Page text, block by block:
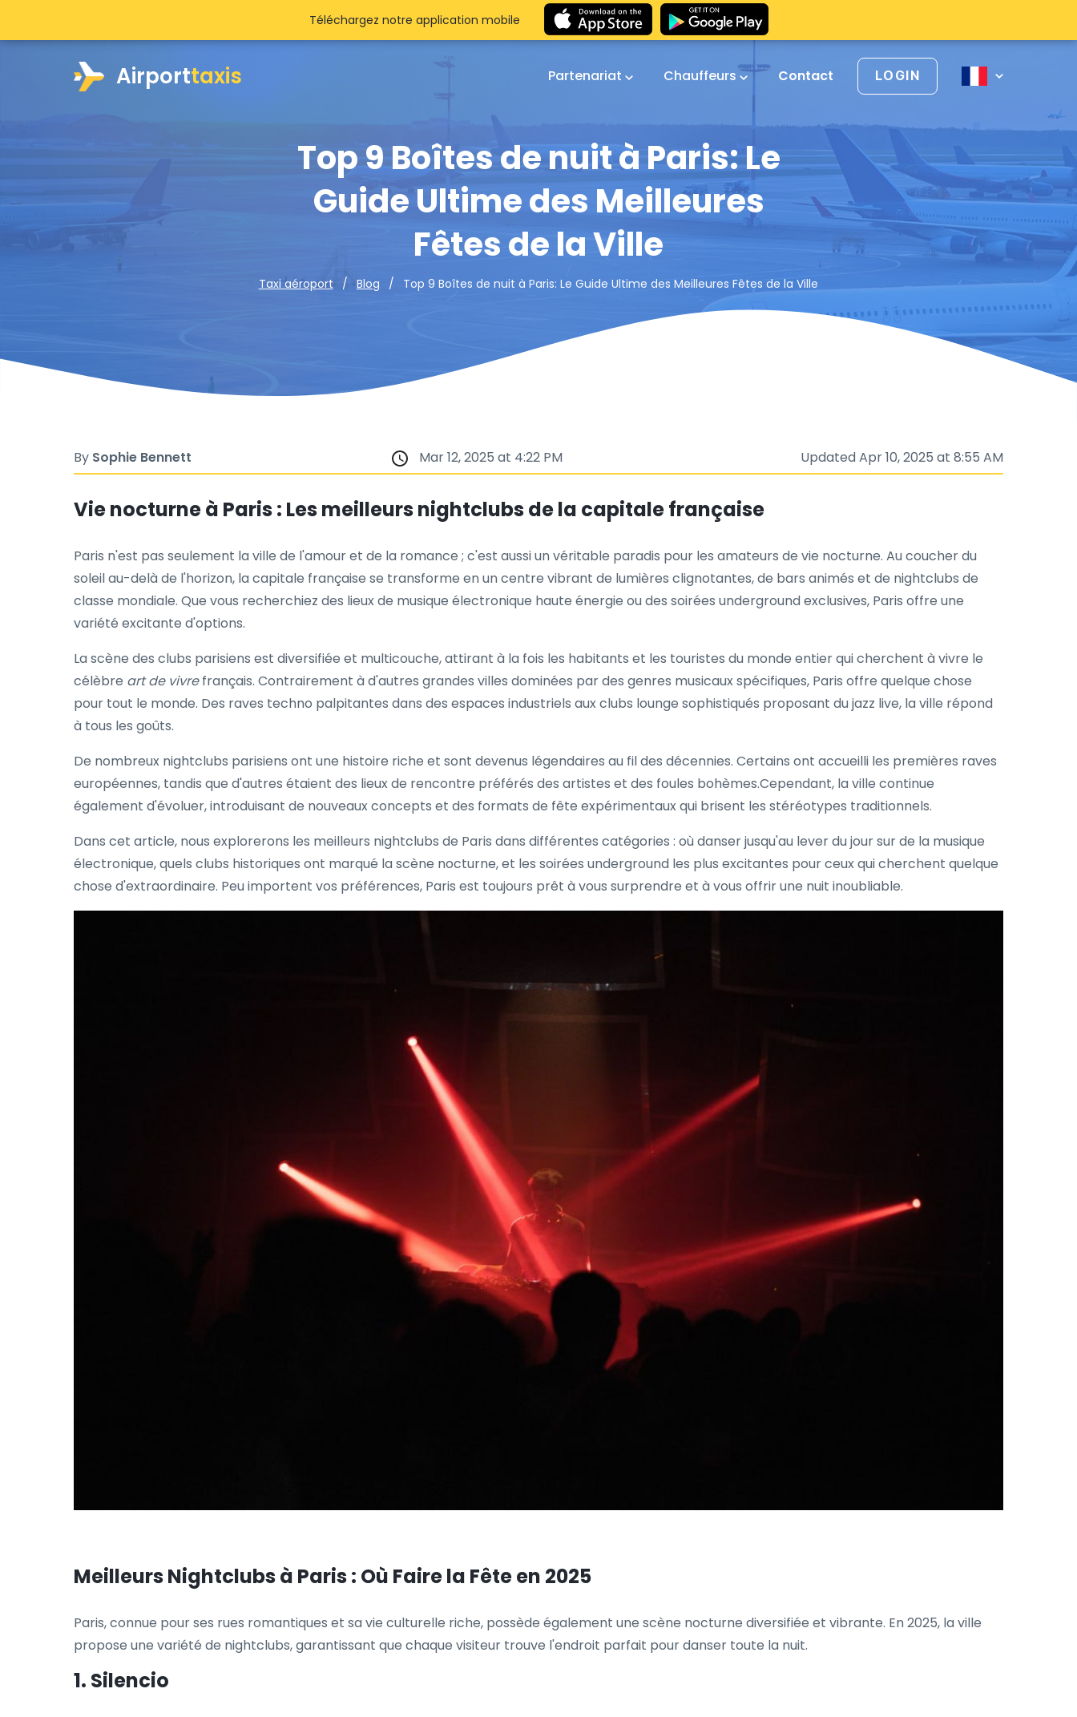
Airporttaxis Partenariat Chauffeurs Contact LOGIN
Top 9 Boîtes de nuit à Paris: Le
Guide Ultime des Meilleures
Fêtes de la Ville
Taxi aéroport Blog Top 9 Boîtes de nuit à Paris: Le Guide Ultime des Meilleures Fêtes de la Ville
Téléchargez notre application mobile
By Sophie Bennett Mar 12, 2025 at 4:22 PM Updated Apr 10, 2025 at 8:55 AM
Vie nocturne à Paris : Les meilleurs nightclubs de la capitale française
Paris n'est pas seulement la ville de l'amour et de la romance ; c'est aussi un véritable paradis pour les amateurs de vie nocturne. Au coucher du
soleil au-delà de l'horizon, la capitale française se transforme en un centre vibrant de lumières clignotantes, de bars animés et de nightclubs de
classe mondiale. Que vous recherchiez des lieux de musique électronique haute énergie ou des soirées underground exclusives, Paris offre une
variété excitante d'options.
La scène des clubs parisiens est diversifiée et multicouche, attirant à la fois les habitants et les touristes du monde entier qui cherchent à vivre le
célèbre art de vivrefrançais. Contrairement à d'autres grandes villes dominées par des genres musicaux spécifiques, Paris offre quelque chose
pour tout le monde. Des raves techno palpitantes dans des espaces industriels aux clubs lounge sophistiqués proposant du jazz live, la ville répond
à tous les goûts.
De nombreux nightclubs parisiens ont une histoire riche et sont devenus légendaires au fil des décennies. Certains ont accueilli les premières raves
européennes, tandis que d'autres étaient des lieux de rencontre préférés des artistes et des foules bohèmes.Cependant, la ville continue
également d'évoluer, introduisant de nouveaux concepts et des formats de fête expérimentaux qui brisent les stéréotypes traditionnels.
Dans cet article, nous explorerons les meilleurs nightclubs de Paris dans différentes catégories : où danser jusqu'au lever du jour sur de la musique
électronique, quels clubs historiques ont marqué la scène nocturne, et les soirées underground les plus excitantes pour ceux qui cherchent quelque
chose d'extraordinaire. Peu importent vos préférences, Paris est toujours prêt à vous surprendre et à vous offrir une nuit inoubliable.
Meilleurs Nightclubs à Paris : Où Faire la Fête en 2025
Paris, connue pour ses rues romantiques et sa vie culturelle riche, possède également une scène nocturne diversifiée et vibrante. En 2025, la ville
propose une variété de nightclubs, garantissant que chaque visiteur trouve l'endroit parfait pour danser toute la nuit.
1. Silencio